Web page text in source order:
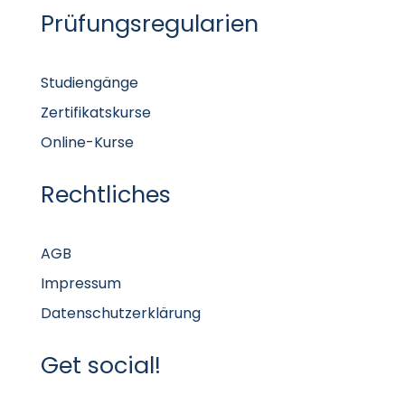
Prüfungsregularien
Studiengänge
Zertifikatskurse
Online-Kurse
Rechtliches
AGB
Impressum
Datenschutzerklärung
Get social!